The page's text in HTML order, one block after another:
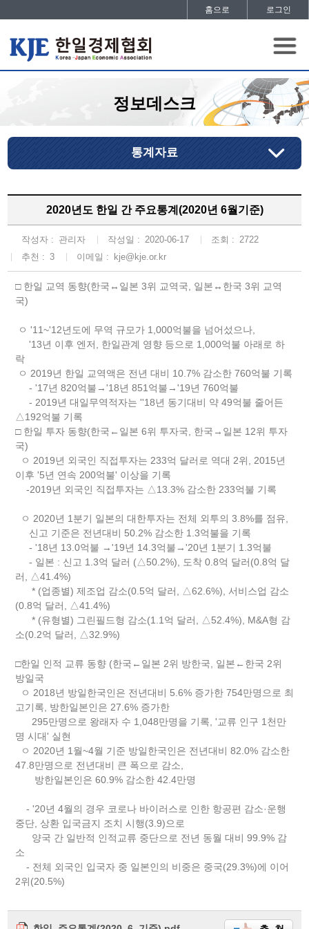
홈으로 로그인
정보데스크
통계자료
2020년도 한일 간 주요통계(2020년 6월기준)
작성자 : 관리자 작성일 : 2020-06-17 조회 : 2722
추천 : 3 이메일 : kje@kje.or.kr
□ 한일 교역 동향(한국↔일본 3위 교역국, 일본↔한국 3위 교역
국)
ㅇ '11~'12년도에 무역 규모가 1,000억불을 넘어섰으나,
'13년 이후 엔저, 한일관계 영향 등으로 1,000억불 아래로 하
락
ㅇ 2019년 한일 교역액은 전년 대비 10.7% 감소한 760억불 기록
- '17년 820억불→'18년 851억불→'19년 760억불
- 2019년 대일무역적자는 ''18년 동기대비 약 49억불 줄어든
△192억불 기록
□ 한일 투자 동향(한국←일본 6위 투자국, 한국→일본 12위 투자
국)
ㅇ 2019년 외국인 직접투자는 233억 달러로 역대 2위, 2015년
이후 '5년 연속 200억불' 이상을 기록
-2019년 외국인 직접투자는 △13.3% 감소한 233억불 기록
ㅇ 2020년 1분기 일본의 대한투자는 전체 외투의 3.8%를 점유,
신고 기준은 전년대비 50.2% 감소한 1.3억불을 기록
- '18년 13.0억불 →'19년 14.3억불→'20년 1분기 1.3억불
- 일본 : 신고 1.3억 달러 (△50.2%), 도착 0.8억 달러(0.8억 달
러, △41.4%)
* (업종별) 제조업 감소(0.5억 달러, △62.6%), 서비스업 감소
(0.8억 달러, △41.4%)
* (유형별) 그린필드형 감소(1.1억 달러, △52.4%), M&A형 감
소(0.2억 달러, △32.9%)
□한일 인적 교류 동향 (한국←일본 2위 방한국, 일본←한국 2위
방일국
ㅇ 2018년 방일한국인은 전년대비 5.6% 증가한 754만명으로 최
고기록, 방한일본인은 27.6% 증가한
295만명으로 왕래자 수 1,048만명을 기록, '교류 인구 1천만
명 시대' 실현
ㅇ 2020년 1월~4월 기준 방일한국인은 전년대비 82.0% 감소한
47.8만명으로 전년대비 큰 폭으로 감소,
방한일본인은 60.9% 감소한 42.4만명
- '20년 4월의 경우 코로나 바이러스로 인한 항공편 감소·운행
중단, 상환 입국금지 조치 시행(3.9)으로
양국 간 일반적 인적교류 중단으로 전년 동월 대비 99.9% 감
소
- 전체 외국인 입국자 중 일본인의 비중은 중국(29.3%)에 이어
2위(20.5%)